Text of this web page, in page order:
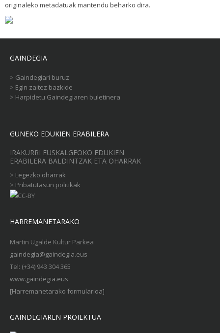
originaleko metadatuak mantendu beharko dira.
GAINDEGIA
> Gaindegiari buruz
> Egin zaitez bazkide
> Harpidetu Gaindegiaren buletinera
GUNEKO EDUKIEN ERABILERA
IRAKURRI EUSKALGEOKO EDUKIEN
ERABILERA BALDINTZAK ETA OHARRAK
> Legezko oharrak
> Pribatutasun politikak
HARREMANETARAKO
Martin Ugalde Kultur Parkea
gaindegia@gaindegia.eus
Tel: (+34) 943 304 365
www.gaindegia.eus
[Harremanetarako formularioa]
GAINDEGIAREN PROIEKTUA